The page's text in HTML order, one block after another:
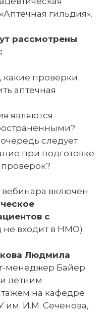
гильдия».
рассмотрены
какие проверки
аптечная
являются
следует
при подготовке
включен
с
не входит в НМО)
Людмила
менеджер Байер
летним
на кафедре
И.М. Сеченова,